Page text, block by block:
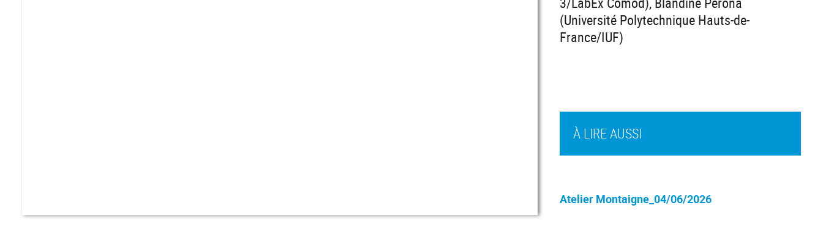
À LIRE AUSSI
Atelier Montaigne_04/06/2026
(Université Polytechnique Hauts-de-
France/IUF)